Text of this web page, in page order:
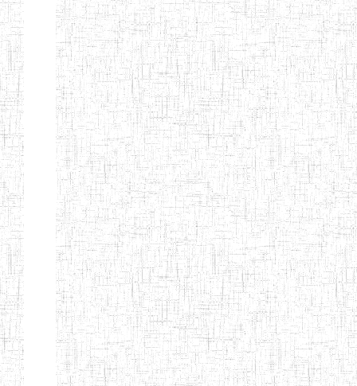
(CISETTEP)
ALBERT
TEACHERS'
TRAINING
INSTITUTE
CAMEROUN
(A.T.T.I.C)
27/08/2015 ENIEG
NACHO
TECHNICAL
TEACHER
TRAINING
INSTITUTE
12/08/2010 ENIET
SAINT
28/12/2007 ENIEG